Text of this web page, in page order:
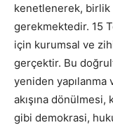
kenetlenerek, birlik
gerekmektedir. 15
için kurumsal ve
gerçektir. Bu
yeniden yapılanma
akışına dönülmesi,
gibi demokrasi,